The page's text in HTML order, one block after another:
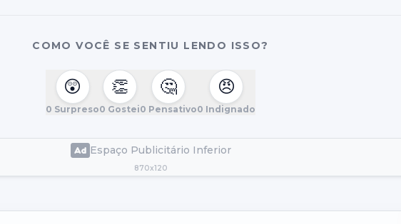
COMO VOCÊ SE SENTIU LENDO ISSO?
😲
0 Surpreso
👏
0 Gostei
🤔
0 Pensativo
😠
0 Indignado
Espaço Publicitário Inferior
870x120